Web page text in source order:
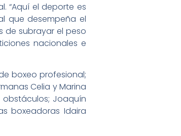
“Aquí el deporte es
que desempeña el
de subrayar el peso
nacionales e
boxeo profesional;
Celia y Marina
obstáculos; Joaquín
boxeadoras Idaira